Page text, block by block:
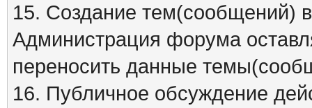
15. Создание тем(сообщений)
Администрация форума
переносить данные
16. Публичное обсуждение